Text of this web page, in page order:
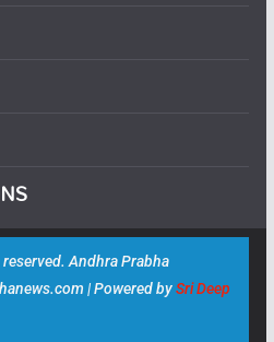
Andhra Prabha
| Powered bySri Deep